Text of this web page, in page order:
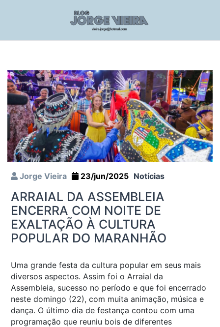
Jorge Vieira 23/jun/2025 Notícias
ARRAIAL DA ASSEMBLEIA
ENCERRA COM NOITE DE
EXALTAÇÃO À CULTURA
POPULAR DO MARANHÃO
Uma grande festa da cultura popular em seus mais
diversos aspectos. Assim foi o Arraial da
Assembleia, sucesso no período e que foi encerrado
neste domingo (22), com muita animação, música e
dança. O último dia de festança contou com uma
programação que reuniu bois de diferentes